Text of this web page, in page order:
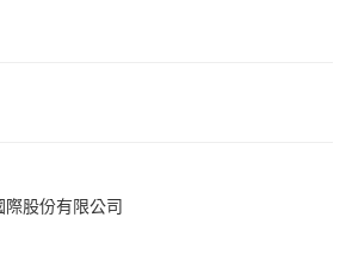
際股份有限公司